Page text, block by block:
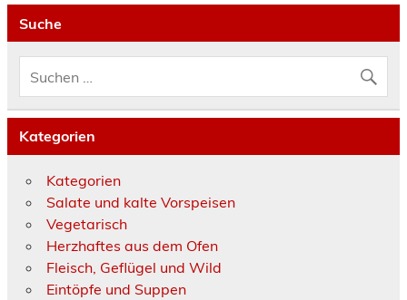
Suche
Kategorien
Kategorien
Salate und kalte Vorspeisen
Vegetarisch
Herzhaftes aus dem Ofen
Fleisch, Geflügel und Wild
Eintöpfe und Suppen